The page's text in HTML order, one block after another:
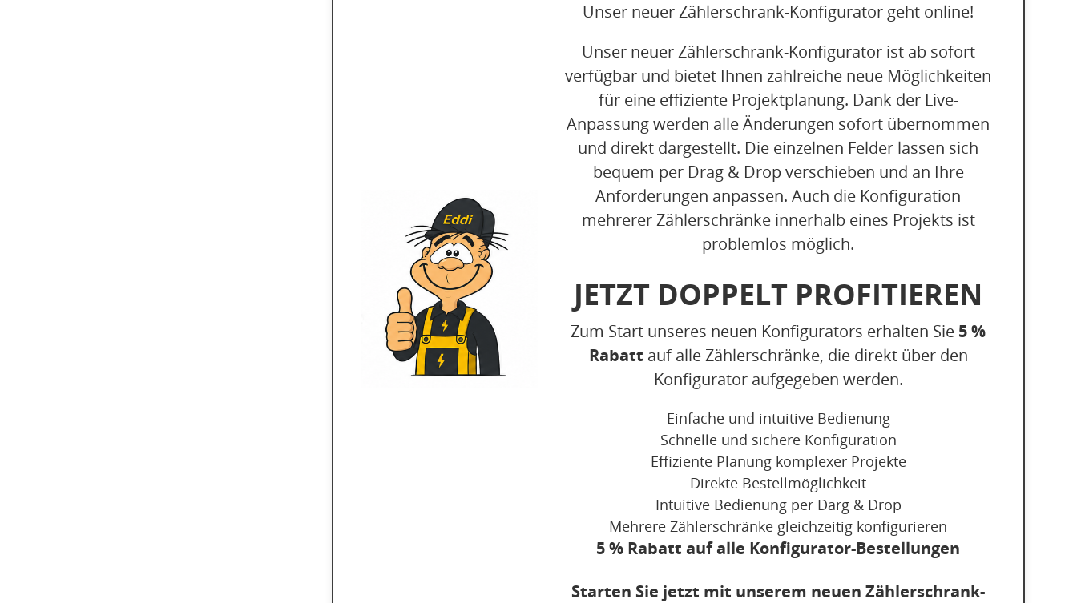
Unser neuer Zählerschrank-Konfigurator geht online!
Unser neuer Zählerschrank-Konfigurator ist ab sofort
verfügbar und bietet Ihnen zahlreiche neue Möglichkeiten
für eine effiziente Projektplanung. Dank der Live-
Anpassung werden alle Änderungen sofort übernommen
und direkt dargestellt. Die einzelnen Felder lassen sich
bequem per Drag & Drop verschieben und an Ihre
Anforderungen anpassen. Auch die Konfiguration
mehrerer Zählerschränke innerhalb eines Projekts ist
problemlos möglich.
JETZT DOPPELT PROFITIEREN
Zum Start unseres neuen Konfigurators erhalten Sie 5 %
Rabatt auf alle Zählerschränke, die direkt über den
Konfigurator aufgegeben werden.
Einfache und intuitive Bedienung
Schnelle und sichere Konfiguration
Effiziente Planung komplexer Projekte
Direkte Bestellmöglichkeit
Intuitive Bedienung per Darg & Drop
Mehrere Zählerschränke gleichzeitig konfigurieren
5 % Rabatt auf alle Konfigurator-Bestellungen
Starten Sie jetzt mit unserem neuen Zählerschrank-